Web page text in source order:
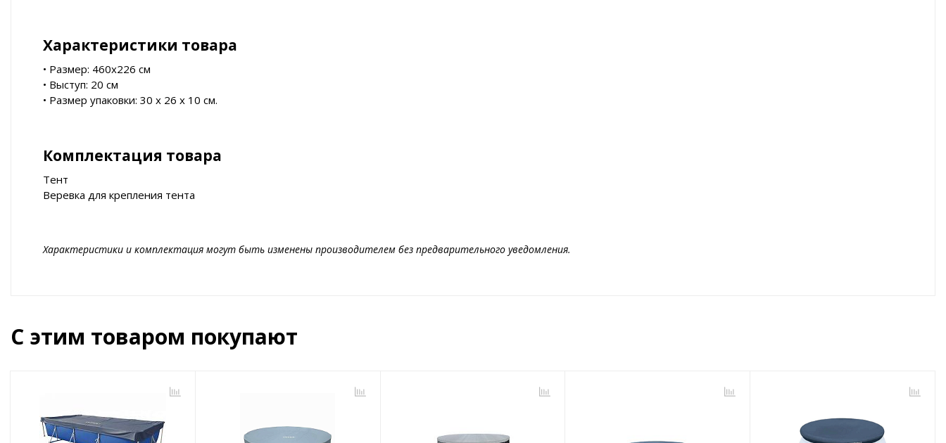
Характеристики товара
• Размер: 460x226 см
• Выступ: 20 см
• Размер упаковки: 30 х 26 х 10 см.
Комплектация товара
Тент
Веревка для крепления тента
Характеристики и комплектация могут быть изменены производителем без предварительного уведомления.
С этим товаром покупают